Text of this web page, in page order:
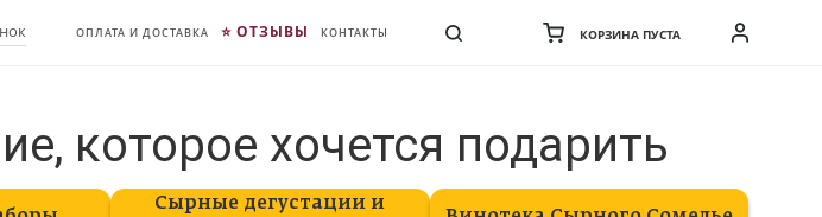
ОПЛАТА И ДОСТАВКА ОТЗЫВЫ КОНТАКТЫ КОРЗИНА ПУСТА
которое хочется подарить
Сырные дегустации и